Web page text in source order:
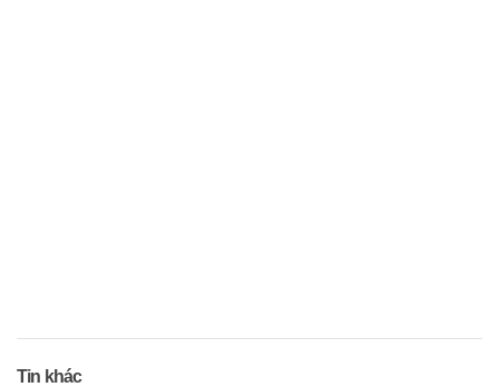
Tin khác